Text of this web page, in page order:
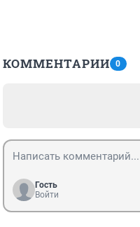
КОММЕНТАРИИ 0
Гость
Войти